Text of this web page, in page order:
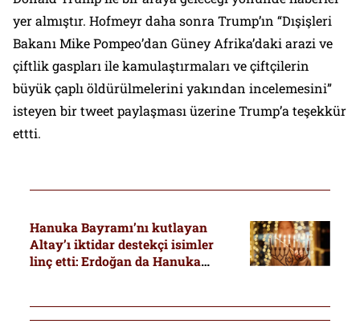
yer almıştır. Hofmeyr daha sonra Trump’ın “Dışişleri
Bakanı Mike Pompeo’dan Güney Afrika’daki arazi ve
çiftlik gaspları ile kamulaştırmaları ve çiftçilerin
büyük çaplı öldürülmelerini yakından incelemesini”
isteyen bir tweet paylaşması üzerine Trump’a teşekkür
ettti.
Hanuka Bayramı’nı kutlayan
Altay’ı iktidar destekçi isimler
linç etti: Erdoğan da Hanuka